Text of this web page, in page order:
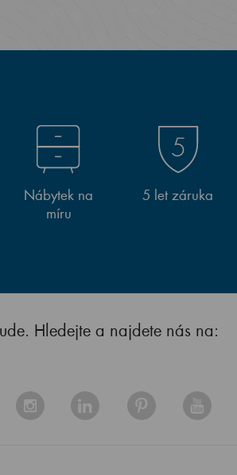
Nábytek na
míru
5 let záruka
Hledejte a najdete nás na: